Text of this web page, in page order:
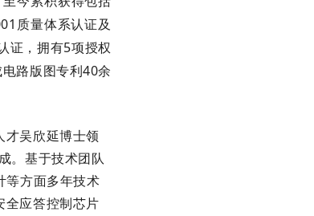
质量体系认证及
证，拥有5项授权
路版图专利40余
才吴欣延博士领
。基于技术团队
等方面多年技术
全应答控制芯片